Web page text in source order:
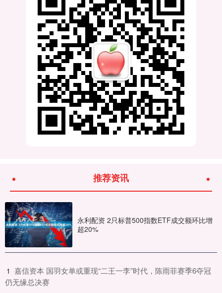
推荐资讯
永利配资 2只标普500指数ETF成交额环比增
超20%
1 ​嘉信资本 国羽女单或重现“二王一李”时代，陈雨菲赛季6夺冠
仍无缘总决赛